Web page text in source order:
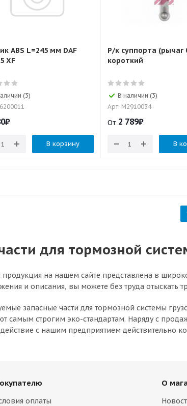
ABS L=245 мм DAF
XF
(3)
₽
В корзину
Р/к суппорта (рычаг
короткий
В наличии (3)
Арт: M2910034
От 2 789₽
В
для тормозной
на нашем сайте представлена в
и описания, вы можете без труда отыскать
запасные части для тормозной системы
самым строгим эко-стандартам. Наряду с
с нашим предприятием действительно
оплаты
О